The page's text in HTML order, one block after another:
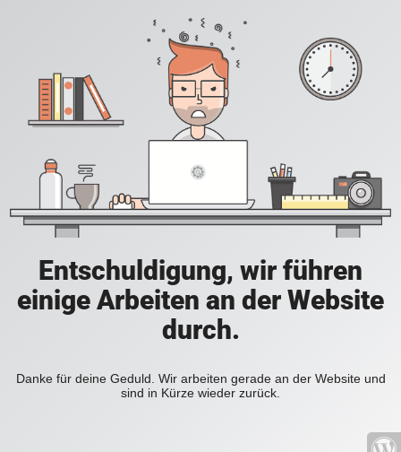
Entschuldigung, wir führen
einige Arbeiten an der Website
durch.
Danke für deine Geduld. Wir arbeiten gerade an der Website und
sind in Kürze wieder zurück.